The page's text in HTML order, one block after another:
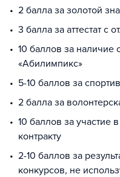
2 балла за золотой
3 балла за аттестат с
10 баллов за наличие
«Абилимпикс»
5-10 баллов за
2 балла за
10 баллов за
контракту
2-10 баллов за
конкурсов, не